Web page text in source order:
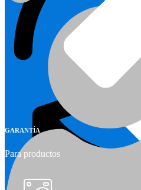
GARANTÍA
Para productos